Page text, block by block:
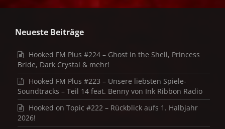
Neueste Beiträge
Hooked FM Plus #224 – Ghost in the Shell, Princess
Bride, Dark Crystal & mehr!
Hooked FM Plus #223 – Unsere liebsten Spiele-
Soundtracks – Teil 14 feat. Benny von Ink Ribbon Radio
Hooked on Topic #222 – Rückblick aufs 1. Halbjahr
2026!